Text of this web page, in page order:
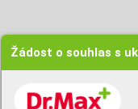
Žádost o souhlas s
Každý
možno